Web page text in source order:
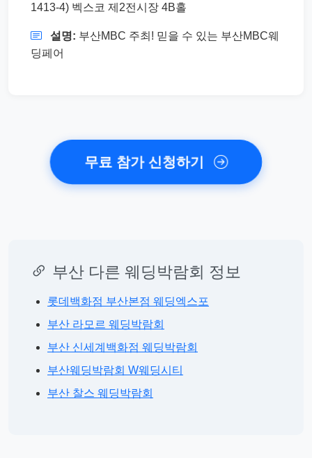
1413-4) 벡스코 제2전시장 4B홀
설명: 부산MBC 주최! 믿을 수 있는 부산MBC웨
딩페어
무료 참가 신청하기
부산 다른 웨딩박람회 정보
롯데백화점 부산본점 웨딩엑스포
부산 라모르 웨딩박람회
부산 신세계백화점 웨딩박람회
부산웨딩박람회 W웨딩시티
부산 찰스 웨딩박람회